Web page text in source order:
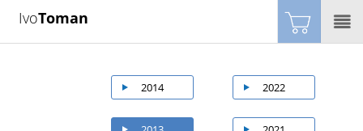
IvoToman
2022
2014